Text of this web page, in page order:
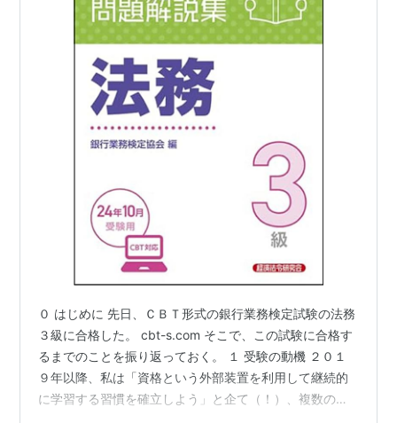
０ はじめに 先日、ＣＢＴ形式の銀行業務検定試験の法務
３級に合格した。 cbt-s.com そこで、この試験に合格す
るまでのことを振り返っておく。 １ 受験の動機 ２０１
９年以降、私は「資格という外部装置を利用して継続的
に学習する習慣を確立しよう」と企て（！）、複数の資